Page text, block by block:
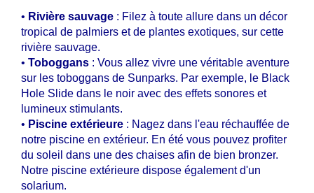
• Rivière sauvage : Filez à toute allure dans un décor
tropical de palmiers et de plantes exotiques, sur cette
rivière sauvage.
• Toboggans : Vous allez vivre une véritable aventure
sur les toboggans de Sunparks. Par exemple, le Black
Hole Slide dans le noir avec des effets sonores et
lumineux stimulants.
• Piscine extérieure : Nagez dans l'eau réchauffée de
notre piscine en extérieur. En été vous pouvez profiter
du soleil dans une des chaises afin de bien bronzer.
Notre piscine extérieure dispose également d'un
solarium.